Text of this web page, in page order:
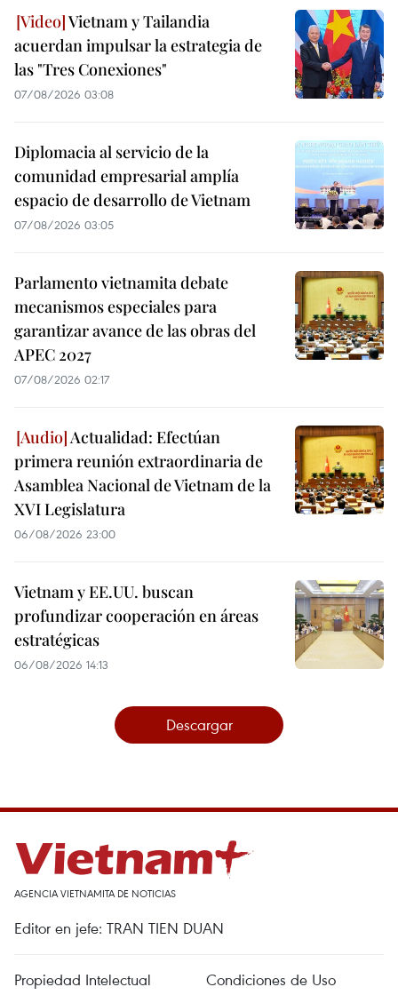
Vietnam y Tailandia
acuerdan impulsar la estrategia de
las "Tres Conexiones"
07/08/2026 03:08
Diplomacia al servicio de la
comunidad empresarial amplía
espacio de desarrollo de Vietnam
07/08/2026 03:05
Parlamento vietnamita debate
mecanismos especiales para
garantizar avance de las obras del
APEC 2027
07/08/2026 02:17
Actualidad: Efectúan
primera reunión extraordinaria de
Asamblea Nacional de Vietnam de la
XVI Legislatura
06/08/2026 23:00
Vietnam y EE.UU. buscan
profundizar cooperación en áreas
estratégicas
06/08/2026 14:13
Descargar
AGENCIA VIETNAMITA DE NOTICIAS
Editor en jefe: TRAN TIEN DUAN
Propiedad Intelectual
Condiciones de Uso